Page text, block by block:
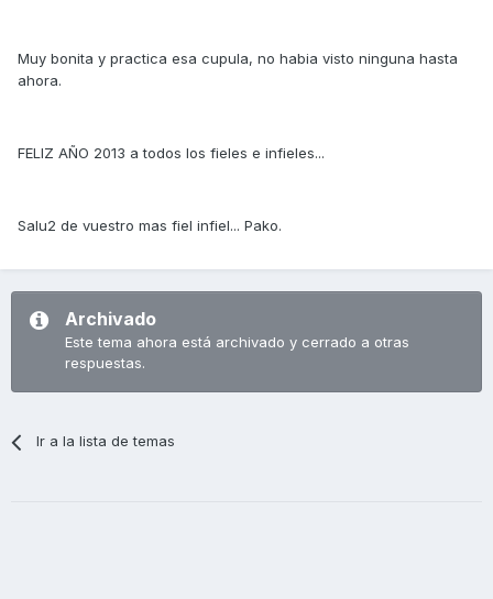
Muy bonita y practica esa cupula, no habia visto ninguna hasta
ahora.
FELIZ AÑO 2013 a todos los fieles e infieles...
Salu2 de vuestro mas fiel infiel... Pako.
Archivado
Este tema ahora está archivado y cerrado a otras
respuestas.
Ir a la lista de temas